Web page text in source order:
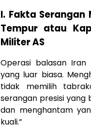
I. Fakta
Tempur atau
Militer AS
Operasi balasan Iran
yang luar biasa.
tidak memilih
serangan presisi yang
dan menghantam
kuali.”